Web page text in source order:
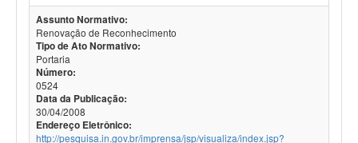
Assunto Normativo:
Renovação de Reconhecimento
Tipo de Ato Normativo:
Portaria
Número:
0524
Data da Publicação:
30/04/2008
Endereço Eletrônico:
http://pesquisa.in.gov.br/imprensa/jsp/visualiza/index.jsp?